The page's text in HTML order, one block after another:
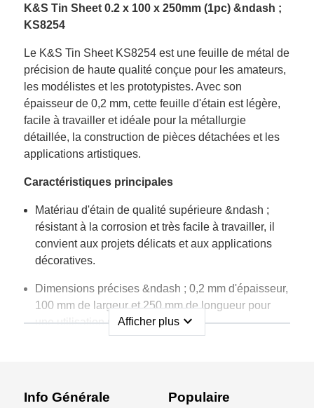
K&S Tin Sheet 0.2 x 100 x 250mm (1pc) &ndash ;
KS8254
Le K&S Tin Sheet KS8254 est une feuille de métal de
précision de haute qualité conçue pour les amateurs,
les modélistes et les prototypistes. Avec son
épaisseur de 0,2 mm, cette feuille d'étain est légère,
facile à travailler et idéale pour la métallurgie
détaillée, la construction de pièces détachées et les
applications artistiques.
Caractéristiques principales
Matériau d'étain de qualité supérieure &ndash ;
résistant à la corrosion et très facile à travailler, il
convient aux projets délicats et aux applications
décoratives.
Dimensions précises &ndash ; 0,2 mm d'épaisseur,
100 mm de largeur et 250 mm de longueur pour
une utilisation polyvalente.
Afficher plus expand_more
Info Générale Populaire